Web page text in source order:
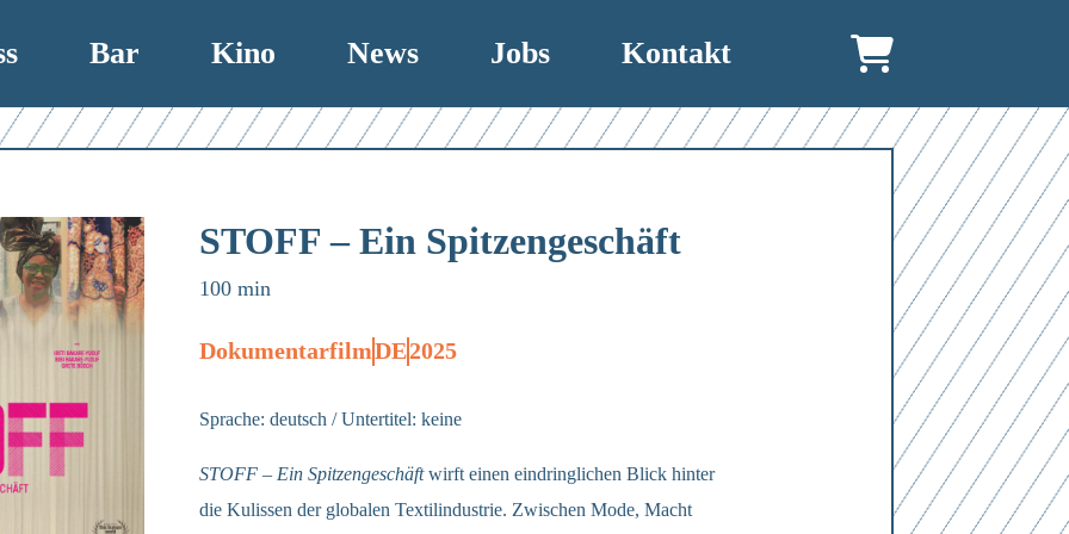
Bar Kino News Jobs Kontakt
STOFF – Ein Spitzengeschäft
100 min
DokumentarfilmDE2025
Sprache: deutsch / Untertitel: keine
STOFF – Ein Spitzengeschäftwirft einen eindringlichen Blick hinter
die Kulissen der globalen Textilindustrie. Zwischen Mode, Macht